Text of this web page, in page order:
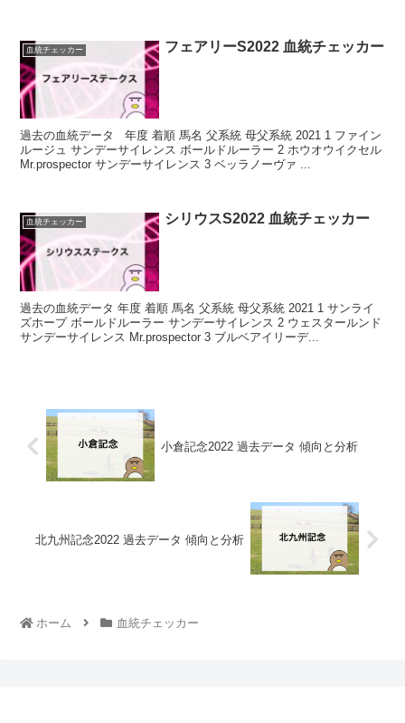
血統チェッカー フェアリーS2022 血統チェッカー
過去の血統データ 年度 着順 馬名 父系統 母父系統 2021 1 ファイン
ルージュ サンデーサイレンス ボールドルーラー 2 ホウオウイクセル
Mr.prospector サンデーサイレンス 3 ベッラノーヴァ ...
血統チェッカー シリウスS2022 血統チェッカー
過去の血統データ 年度 着順 馬名 父系統 母父系統 2021 1 サンライ
ズホープ ボールドルーラー サンデーサイレンス 2 ウェスタールンド
サンデーサイレンス Mr.prospector 3 ブルベアイリーデ...
小倉記念2022 過去データ 傾向と分析
北九州記念2022 過去データ 傾向と分析
ホーム 血統チェッカー